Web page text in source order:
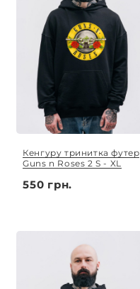
Кенгуру тринитка футер
Guns n Roses 2 S - XL
550 грн.